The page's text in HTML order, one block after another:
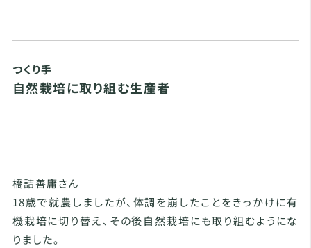
つくり手
自然栽培に取り組む生産者
橋詰善庸さん
18歳で就農しましたが、体調を崩したことをきっかけに有
機栽培に切り替え、その後自然栽培にも取り組むようにな
りました。